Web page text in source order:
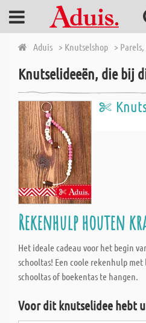
Aduis > Knutselshop >
Knutselideeën, die bij
Rekenhulp houten
Het ideale cadeau voor het begin
schooltas! Een coole rekenhulp
schooltas of boekentas te hangen.
Voor dit knutselidee hebt